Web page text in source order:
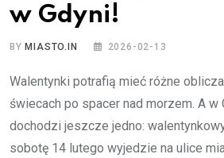
w Gdyni!
BY MIASTO.IN 2026-02-13
Walentynki potrafią mieć różne
świecach po spacer nad morzem. A w
dochodzi jeszcze jedno:
sobotę 14 lutego wyjedzie na ulice